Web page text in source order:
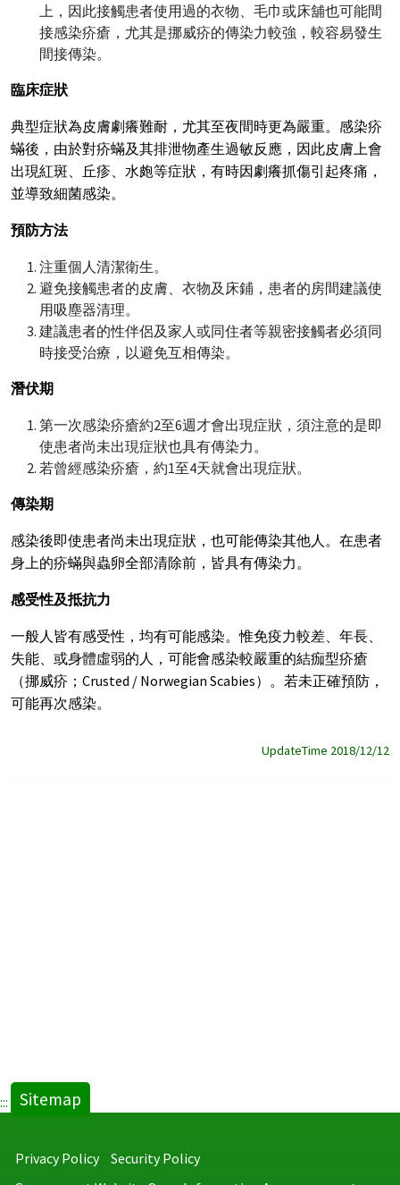
上，因此接觸患者使用過的衣物、毛巾或床舖也可能間
接感染疥瘡，尤其是挪威疥的傳染力較強，較容易發生
間接傳染。
臨床症狀
典型症狀為皮膚劇癢難耐，尤其至夜間時更為嚴重。感染疥
蟎後，由於對疥蟎及其排泄物產生過敏反應，因此皮膚上會
出現紅斑、丘疹、水皰等症狀，有時因劇癢抓傷引起疼痛，
並導致細菌感染。
預防方法
注重個人清潔衛生。
避免接觸患者的皮膚、衣物及床鋪，患者的房間建議使
用吸塵器清理。
建議患者的性伴侶及家人或同住者等親密接觸者必須同
時接受治療，以避免互相傳染。
潛伏期
第一次感染疥瘡約2至6週才會出現症狀，須注意的是即
使患者尚未出現症狀也具有傳染力。
若曾經感染疥瘡，約1至4天就會出現症狀。
傳染期
感染後即使患者尚未出現症狀，也可能傳染其他人。在患者
身上的疥蟎與蟲卵全部清除前，皆具有傳染力。
感受性及抵抗力
一般人皆有感受性，均有可能感染。惟免疫力較差、年長、
失能、或身體虛弱的人，可能會感染較嚴重的結痂型疥瘡
（挪威疥；Crusted / Norwegian Scabies）。若未正確預防，
可能再次感染。
UpdateTime 2018/12/12
::: Sitemap
Privacy Policy
Security Policy